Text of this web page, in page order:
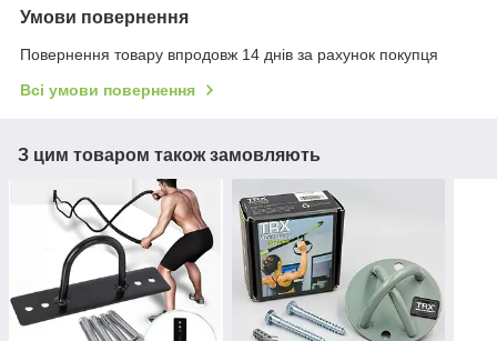
Умови повернення
Повернення товару впродовж 14 днів за рахунок покупця
Всі умови повернення
З цим товаром також замовляють